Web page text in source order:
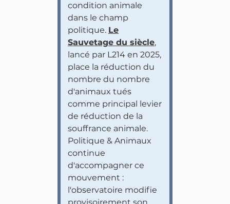
condition animale
dans le champ
politique. Le
Sauvetage du siècle,
lancé par L214 en 2025,
place la réduction du
nombre du nombre
d'animaux tués
comme principal levier
de réduction de la
souffrance animale.
Politique & Animaux
continue
d'accompagner ce
mouvement :
l'observatoire modifie